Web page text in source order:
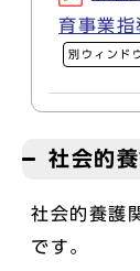
育事業
別ウィンド
社会的
社会的養護
です。